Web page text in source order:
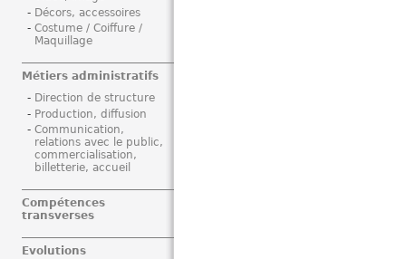
Décors, accessoires
Costume / Coiffure /
Maquillage
Métiers administratifs
Direction de structure
Production, diffusion
Communication,
relations avec le public,
commercialisation,
billetterie, accueil
Compétences
transverses
Evolutions